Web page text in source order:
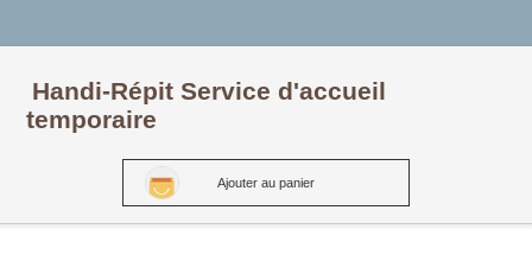
Handi-Répit Service d'accueil
temporaire
Ajouter au panier